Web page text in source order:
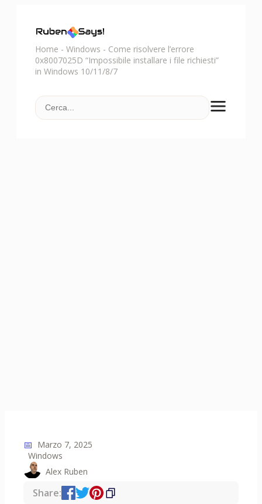
Home - Windows - Come risolvere l’errore
0x8007025D “Impossibile installare i file richiesti”
in Windows 10/11/8/7
📅 Marzo 7, 2025
Windows
Alex Ruben
Share: